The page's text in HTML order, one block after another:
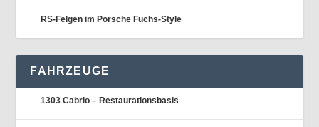
RS-Felgen im Porsche Fuchs-Style
FAHRZEUGE
1303 Cabrio – Restaurationsbasis